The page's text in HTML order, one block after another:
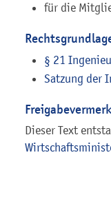
für die
§ 21
Satzung der
Freigabevermerk
Dieser Text